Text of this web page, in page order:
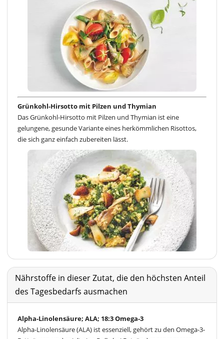
Grünkohl-Hirsotto mit Pilzen und Thymian
Das Grünkohl-Hirsotto mit Pilzen und Thymian ist eine
gelungene, gesunde Variante eines herkömmlichen Risottos,
die sich ganz einfach zubereiten lässt.
Nährstoffe in dieser Zutat, die den höchsten Anteil
des Tagesbedarfs ausmachen
Alpha-Linolensäure; ALA; 18:3 Omega-3
Alpha-Linolensäure (ALA) ist essenziell, gehört zu den Omega-3-